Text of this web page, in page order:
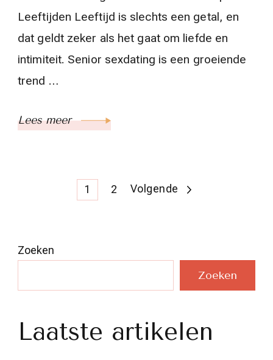
Leeftijden Leeftijd is slechts een getal, en
dat geldt zeker als het gaat om liefde en
intimiteit. Senior sexdating is een groeiende
trend …
Lees meer
Berichten
Pagina
1 Pagina
2 Volgende
Zoeken
Zoeken
Laatste artikelen